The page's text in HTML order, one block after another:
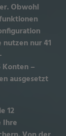
Obwohl
nur 41
–
ausgesetzt
12
Ihre